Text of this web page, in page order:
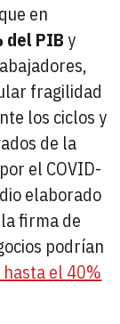
en
del PIBy
fragilidad
los ciclos y
de la
el COVID-
elaborado
firma de
podrían
el 40%